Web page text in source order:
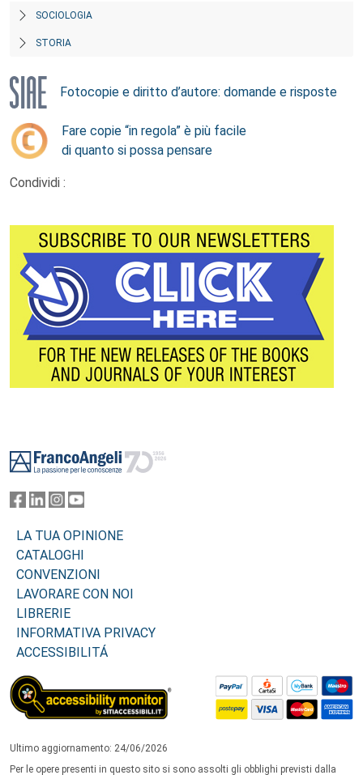
SOCIOLOGIA
STORIA
Fotocopie e diritto d’autore: domande e risposte
Fare copie “in regola” è più facile
di quanto si possa pensare
Condividi :
LA TUA OPINIONE
CATALOGHI
CONVENZIONI
LAVORARE CON NOI
LIBRERIE
INFORMATIVA PRIVACY
ACCESSIBILITÁ
Ultimo aggiornamento: 24/06/2026
Per le opere presenti in questo sito si sono assolti gli obblighi previsti dalla